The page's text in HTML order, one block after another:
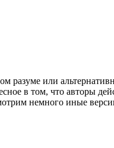
разуме или
в том, что авторы
немного иные